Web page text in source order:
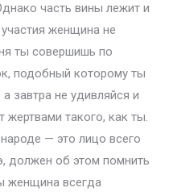
часть вины лежит и
женщина не
ты совершишь по
подобный которому ты
завтра не удивляйся и
жертвами такого, как ты.
— это лицо всего
должен об этом помнить
женщина всегда